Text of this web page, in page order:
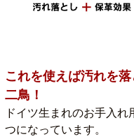
これを使えば汚れを
二鳥！
ドイツ生まれのお手入
つになっています。